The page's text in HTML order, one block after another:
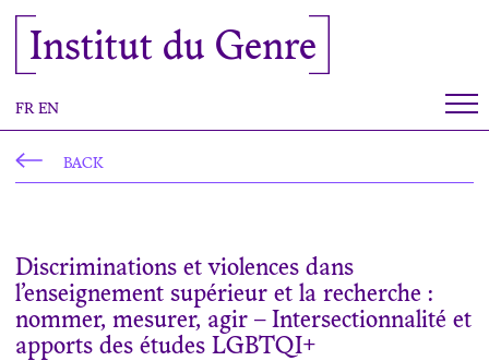
Institut du Genre
FR EN
BACK
Discriminations et violences dans
l’enseignement supérieur et la recherche :
nommer, mesurer, agir – Intersectionnalité et
apports des études LGBTQI+